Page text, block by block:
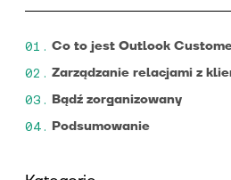
Co to jest Outlook
Zarządzanie relacjami z
Bądź zorganizowany
Podsumowanie